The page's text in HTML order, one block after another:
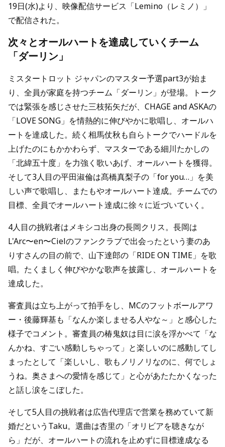
19日(水)より、映像配信サービス「Lemino（レミノ）」
で配信された。
次々とオールハートを達成していくチーム
「ダーリン」
ミスタートロット ジャパンのマスター予選part3が始ま
り、全員が家庭を持つチーム「ダーリン」が登場。トーク
では緊張を感じさせた三枝拓矢だが、CHAGE and ASKAの
「LOVE SONG」を情熱的に伸びやかに歌唱し、オールハ
ートを達成した。続く相馬仗秋も自らトークでハードルを
上げたのにもかかわらず、マスターである細川たかしの
「北緯五十度」を力強く歌いあげ、オールハートを獲得。
そして3人目の平田淑倫は髙橋真梨子の「for you…」を美
しい声で歌唱し、またもやオールハート達成。チームでの
目標、全員でオールハート達成に徐々に近づいていく。
4人目の挑戦者はメキシコ出身の長岡クリス。長岡は
L'Arc〜en〜Cielのファンクラブで出会ったという妻のあ
りすさんの目の前で、山下達郎の「RIDE ON TIME」を歌
唱。たくましく伸びやかな歌声を披露し、オールハートを
達成した。
審査員は立ち上がって拍手をし、MCのフットボールアワ
ー・後藤輝基も「なんか楽しませる人やな～」と感心した
様子でコメント。審査員の椿鬼奴は目に涙を浮かべて「な
んかね、すごい感動しちゃって」と楽しいのに感動してし
まったとして「楽しいし、歌もノリノリなのに、何でしょ
うね。奥さまへの愛情を感じて」と心があたたかくなった
と話し涙をこぼした。
そして5人目の挑戦者は広告代理店で営業を務めていて新
婚だというTaku。選曲は杏里の「オリビアを聴きなが
ら」だが、オールハートの流れを止めずに目標達成なる